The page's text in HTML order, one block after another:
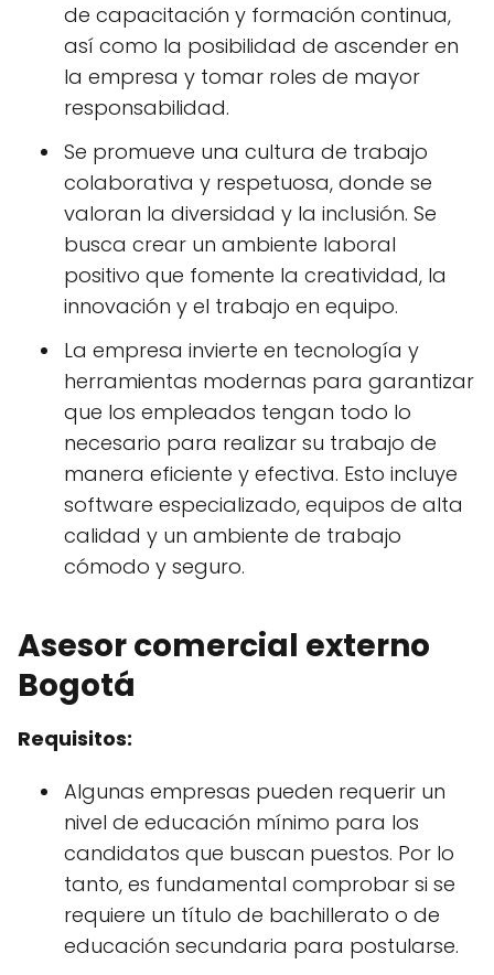
de capacitación y formación continua,
así como la posibilidad de ascender en
la empresa y tomar roles de mayor
responsabilidad.
Se promueve una cultura de trabajo
colaborativa y respetuosa, donde se
valoran la diversidad y la inclusión. Se
busca crear un ambiente laboral
positivo que fomente la creatividad, la
innovación y el trabajo en equipo.
La empresa invierte en tecnología y
herramientas modernas para garantizar
que los empleados tengan todo lo
necesario para realizar su trabajo de
manera eficiente y efectiva. Esto incluye
software especializado, equipos de alta
calidad y un ambiente de trabajo
cómodo y seguro.
Asesor comercial externo
Bogotá
Requisitos:
Algunas empresas pueden requerir un
nivel de educación mínimo para los
candidatos que buscan puestos. Por lo
tanto, es fundamental comprobar si se
requiere un título de bachillerato o de
educación secundaria para postularse.